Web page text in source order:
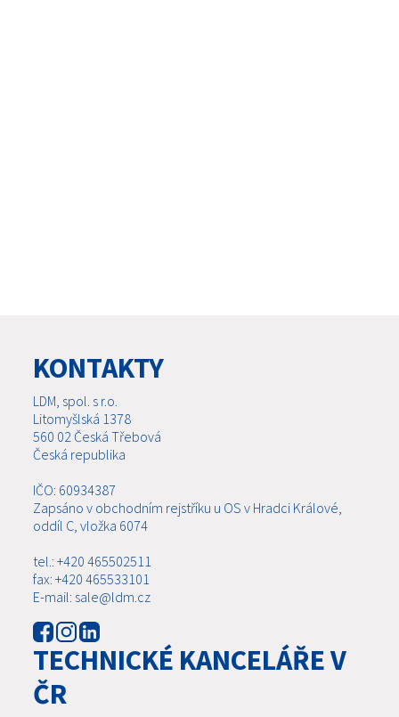
KONTAKTY
LDM, spol. s r.o.
Litomyšlská 1378
560 02 Česká Třebová
Česká republika
IČO: 60934387
Zapsáno v obchodním rejstříku u OS v Hradci Králové,
oddíl C, vložka 6074
tel.: +420 465502511
fax: +420 465533101
E-mail: sale@ldm.cz
TECHNICKÉ KANCELÁŘE V
ČR